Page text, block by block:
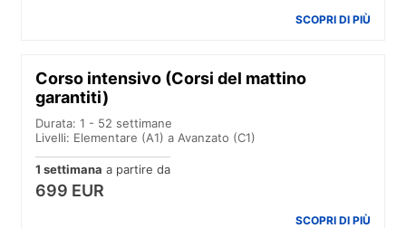
SCOPRI DI PIÙ
Corso intensivo (Corsi del mattino
garantiti)
Durata: 1 - 52 settimane
Livelli: Elementare (A1) a Avanzato (C1)
1 settimana a partire da
699 EUR
SCOPRI DI PIÙ